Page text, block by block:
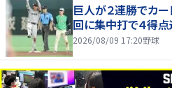
巨人が２連勝でカ
回に集中打で４得
2026/08/09 17:20野球